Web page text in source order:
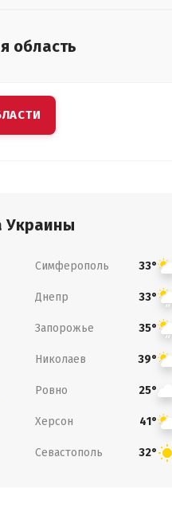
область
Украины
Симферополь 33°
Днепр 33°
Запорожье 35°
Николаев 39°
Ровно 25°
Херсон 41°
Севастополь 32°